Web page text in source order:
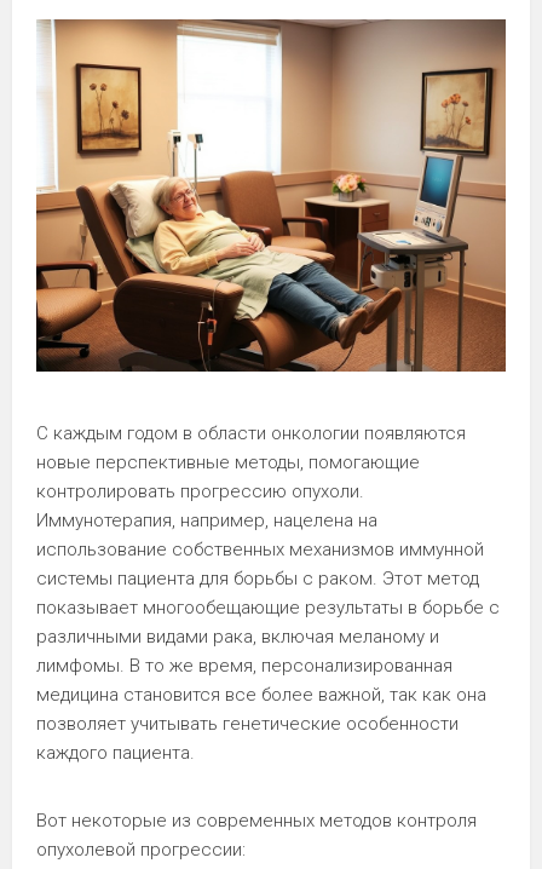
С каждым годом в области онкологии появляются
новые перспективные методы, помогающие
контролировать прогрессию опухоли.
Иммунотерапия, например, нацелена на
использование собственных механизмов иммунной
системы пациента для борьбы с раком. Этот метод
показывает многообещающие результаты в борьбе с
различными видами рака, включая меланому и
лимфомы. В то же время, персонализированная
медицина становится все более важной, так как она
позволяет учитывать генетические особенности
каждого пациента.
Вот некоторые из современных методов контроля
опухолевой прогрессии: